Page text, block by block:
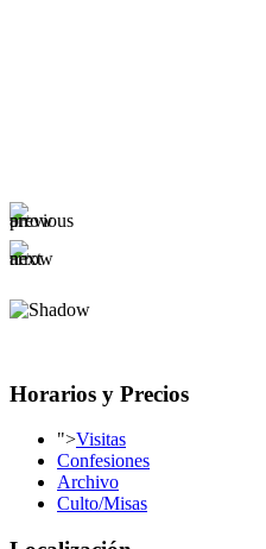
Horarios y Precios
">Visitas
Confesiones
Archivo
Culto/Misas